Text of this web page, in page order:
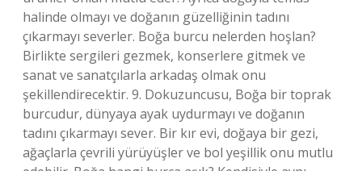
halinde olmayı ve doğanın güzelliğinin tadını
çıkarmayı severler. Boğa burcu nelerden hoşlan?
Birlikte sergileri gezmek, konserlere gitmek ve
sanat ve sanatçılarla arkadaş olmak onu
şekillendirecektir. 9. Dokuzuncusu, Boğa bir toprak
burcudur, dünyaya ayak uydurmayı ve doğanın
tadını çıkarmayı sever. Bir kır evi, doğaya bir gezi,
ağaçlarla çevrili yürüyüşler ve bol yeşillik onu mutlu